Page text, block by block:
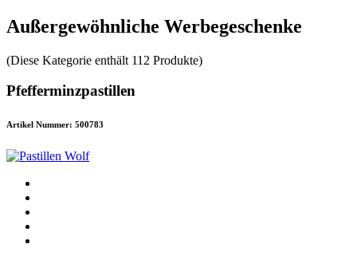
Außergewöhnliche Werbegeschenke
(Diese Kategorie enthält 112 Produkte)
Pfefferminzpastillen
Artikel Nummer: 500783